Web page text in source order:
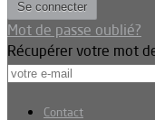
Mot de passe oublié?
Récupérer votre mot
Contact